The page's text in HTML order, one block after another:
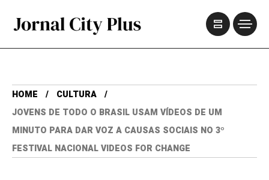
HOME
CULTURA
JOVENS DE TODO O BRASIL USAM VÍDEOS DE UM
MINUTO PARA DAR VOZ A CAUSAS SOCIAIS NO 3º
FESTIVAL NACIONAL VIDEOS FOR CHANGE